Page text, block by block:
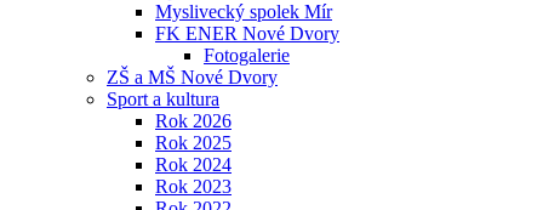
Myslivecký spolek Mír
FK ENER Nové Dvory
Fotogalerie
ZŠ a MŠ Nové Dvory
Sport a kultura
Rok 2026
Rok 2025
Rok 2024
Rok 2023